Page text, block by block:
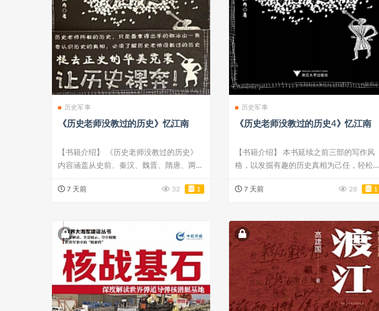
历史军事
《历史老师没教过的历史》忆江南
【书籍介绍】 《历史老师没教过的历史》
内容涵盖从史前、秦汉、魏晋、隋唐、两
7 天前 32 1
历史军事
《历史老师没教过的历史4》忆江南
【书籍介绍】 本书延续之前三部的写作风
格，以发掘有趣的历史真相为己任，轻松写
7 天前 28 1